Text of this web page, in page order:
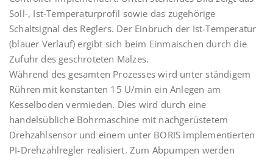
Soll-, Ist-Temperaturprofil sowie das zugehörige
Schaltsignal des Reglers. Der Einbruch der Ist-Temperatur
(blauer Verlauf) ergibt sich beim Einmaischen durch die
Zufuhr des geschroteten Malzes.
Während des gesamten Prozesses wird unter ständigem
Rühren mit konstanten 15 U/min ein Anlegen am
Kesselboden vermieden. Dies wird durch eine
handelsübliche Bohrmaschine mit nachgerüstetem
Drehzahlsensor und einem unter BORIS implementierten
PI-Drehzahlregler realisiert. Zum Abpumpen werden